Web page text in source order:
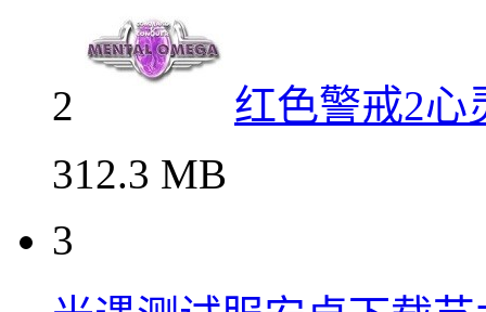
42.66 MB
2
红色警戒2心灵终结中